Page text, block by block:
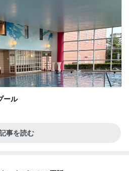
ール
事を読む